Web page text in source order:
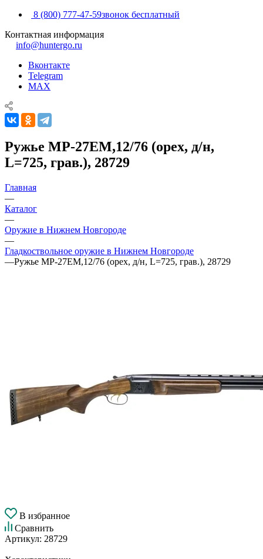
8 (800) 777-47-59звонок бесплатный
Контактная информация
info@huntergo.ru
Вконтакте
Telegram
MAX
Ружье МР-27ЕМ,12/76 (орех, д/н,
L=725, грав.), 28729
Главная
—
Каталог
—
Оружие в Нижнем Новгороде
—
Гладкоствольное оружие в Нижнем Новгороде
—Ружье МР-27ЕМ,12/76 (орех, д/н, L=725, грав.), 28729
В избранное
Сравнить
Артикул: 28729